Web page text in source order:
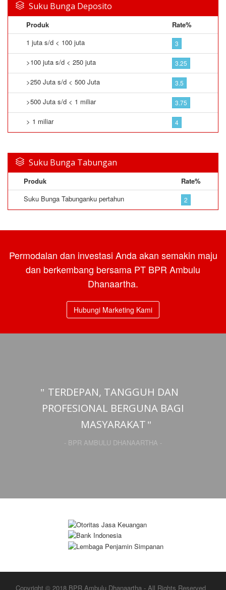
Suku Bunga Deposito
Produk
Rate%
1 juta s/d < 100 juta
3
>100 juta s/d < 250 juta 3.25
>250 Juta s/d < 500 Juta 3.5
>500 Juta s/d < 1 miliar 3.75
> 1 miliar 4
Suku Bunga Tabungan
Produk
Rate%
Suku Bunga Tabunganku pertahun
2
Permodalan dan investasi Anda akan semakin maju
dan berkembang bersama PT BPR Ambulu
Dhanaartha.
Hubungi Marketing Kami
TERDEPAN, TANGGUH DAN
PROFESIONAL BERGUNA BAGI
MASYARAKAT
- BPR AMBULU DHANAARTHA -
Copyright © 2018 BPR Ambulu Dhanaartha - All Rights Reserved